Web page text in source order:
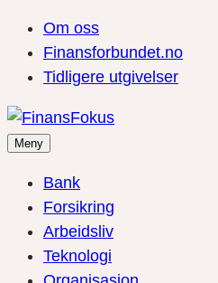
Om oss
Finansforbundet.no
Tidligere utgivelser
Meny
Bank
Forsikring
Arbeidsliv
Teknologi